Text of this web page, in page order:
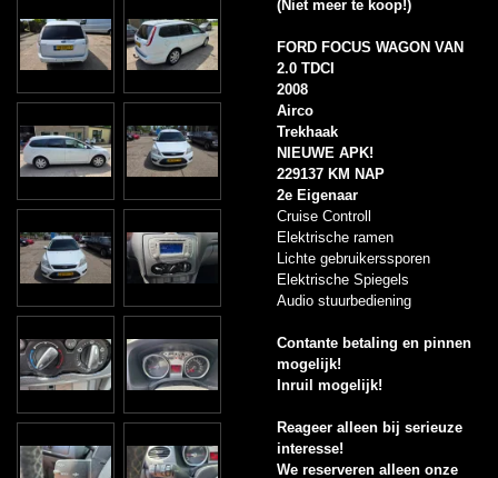
(Niet meer te koop!)
FORD FOCUS WAGON VAN
2.0 TDCI
2008
Airco
Trekhaak
NIEUWE APK!
229137 KM NAP
2e Eigenaar
Cruise Controll
Elektrische ramen
Lichte gebruikerssporen
Elektrische Spiegels
Audio stuurbediening
Contante betaling en pinnen
mogelijk!
Inruil mogelijk!
Reageer alleen bij serieuze
interesse!
We reserveren alleen onze